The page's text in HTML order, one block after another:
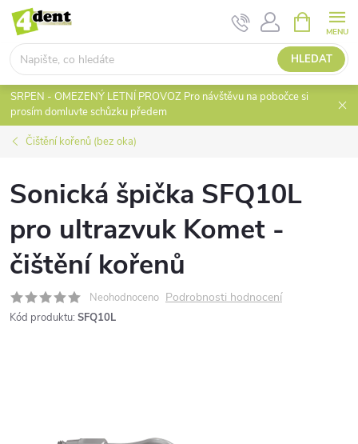
Přejít
obsah
HLEDAT
NÁKUPNÍ
KOŠÍK
SRPEN - OMEZENÝ LETNÍ PROVOZ Pro návštěvu na pobočce si
prosím domluvte schůzku předem
Čištění kořenů (bez oka)
Sonická špička SFQ10L
pro ultrazvuk Komet -
čištění kořenů
Neohodnoceno Podrobnosti hodnocení
Kód produktu: SFQ10L